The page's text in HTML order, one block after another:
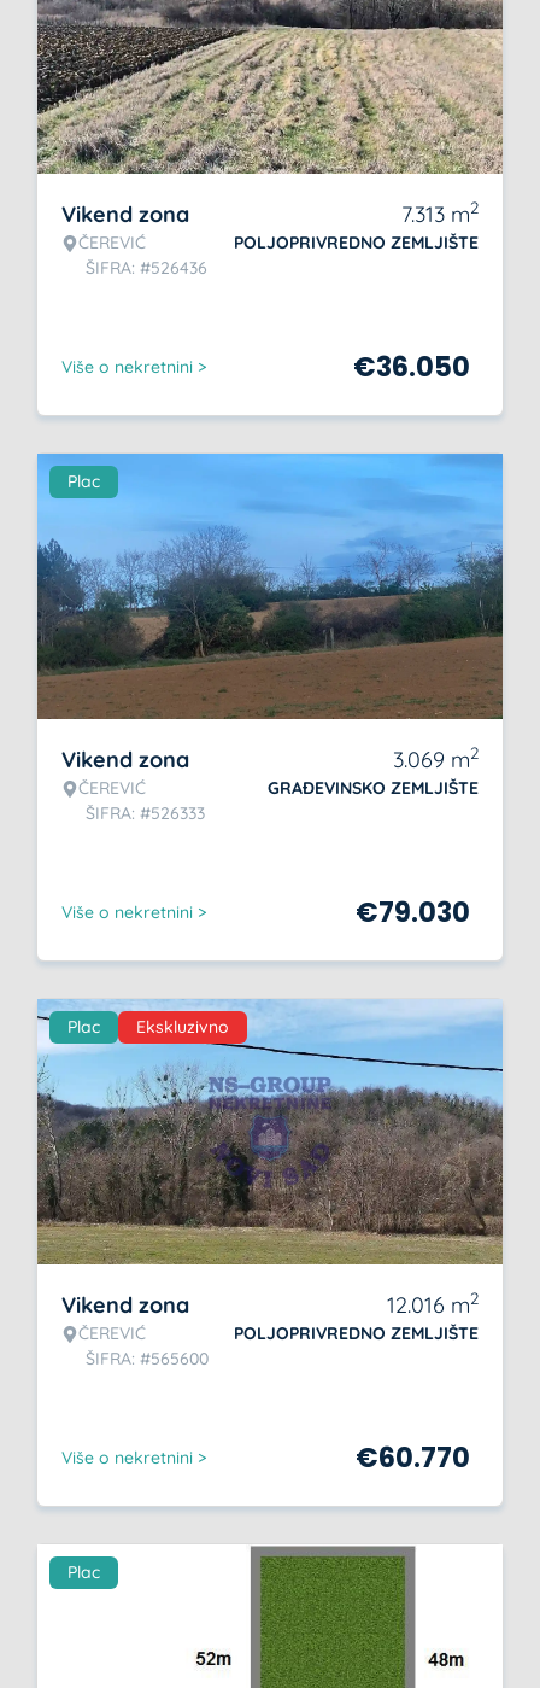
Vikend zona
ČEREVIĆ
ŠIFRA: #526436
7.313 m2
POLJOPRIVREDNO ZEMLJIŠTE
Više o nekretnini > €36.050
Plac
Vikend zona
ČEREVIĆ
ŠIFRA: #526333
3.069 m2
GRAĐEVINSKO ZEMLJIŠTE
Više o nekretnini > €79.030
Plac Ekskluzivno
Vikend zona
ČEREVIĆ
ŠIFRA: #565600
12.016 m2
POLJOPRIVREDNO ZEMLJIŠTE
Više o nekretnini > €60.770
Plac